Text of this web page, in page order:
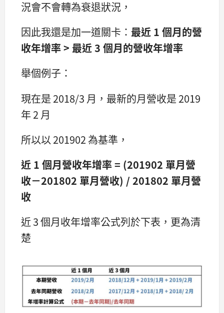
況會不會轉為衰退狀況，
因此我還是加一道關卡： 最近 1 個月的營
收年增率 > 最近 3 個月的營收年增率
舉個例子：
現在是 2018/3 月，最新的月營收是 2019
年 2 月
所以以 201902 為基準，
近 1 個月營收年增率 = (201902 單月營
收－201802 單月營收) / 201802 單月營
收
近 3 個月收年增率公式列於下表，更為清
楚